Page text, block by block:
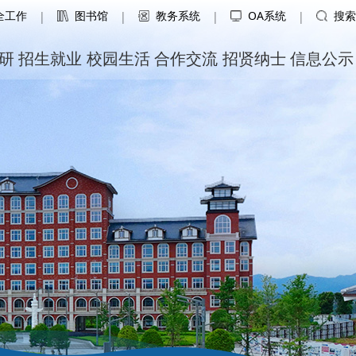
工作 | 图书馆 | 教务系统 | OA系统 | 搜索
招生就业 校园生活 合作交流 招贤纳士 信息公示